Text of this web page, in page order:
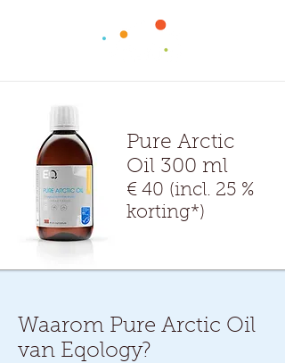
Pure Arctic
Oil 300 ml
€ 40 (incl. 25 %
korting*)
Waarom Pure Arctic Oil
van Eqology?